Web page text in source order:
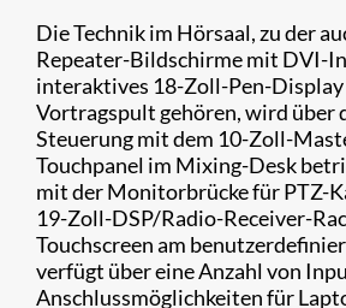
Die Technik im Hörsaal, zu der
Repeater-Bildschirme mit DVI-
interaktives 18-Zoll-Pen-Display
Vortragspult gehören, wird über
Steuerung mit dem 10-Zoll-
Touchpanel im Mixing-Desk
mit der Monitorbrücke für PTZ-
19-Zoll-DSP/Radio-Receiver-
Touchscreen am
verfügt über eine Anzahl von
Anschlussmöglichkeiten für